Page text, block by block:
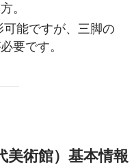
。
可能ですが、三脚の
要です。
美術館）基本情報